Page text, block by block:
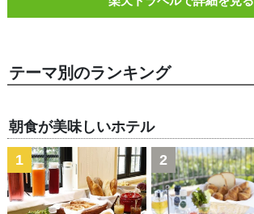
テーマ別のランキング
朝食が美味しいホテル
1 2